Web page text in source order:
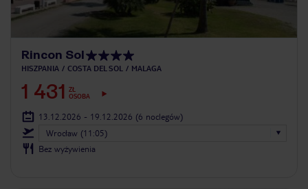
Rincon Sol
HISZPANIA COSTA DEL SOL MALAGA
1 431
ZŁ
OSOBA
13.12.2026 - 19.12.2026 (6 noclegów)
Wrocław (11:05)
Bez wyżywienia